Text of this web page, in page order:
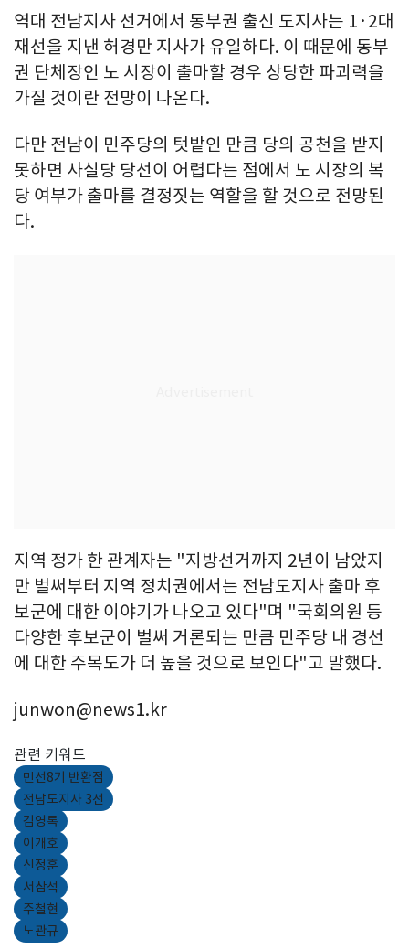
역대 전남지사 선거에서 동부권 출신 도지사는 1·2대
재선을 지낸 허경만 지사가 유일하다. 이 때문에 동부
권 단체장인 노 시장이 출마할 경우 상당한 파괴력을
가질 것이란 전망이 나온다.
다만 전남이 민주당의 텃밭인 만큼 당의 공천을 받지
못하면 사실당 당선이 어렵다는 점에서 노 시장의 복
당 여부가 출마를 결정짓는 역할을 할 것으로 전망된
다.
지역 정가 한 관계자는 "지방선거까지 2년이 남았지
만 벌써부터 지역 정치권에서는 전남도지사 출마 후
보군에 대한 이야기가 나오고 있다"며 "국회의원 등
다양한 후보군이 벌써 거론되는 만큼 민주당 내 경선
에 대한 주목도가 더 높을 것으로 보인다"고 말했다.
junwon@news1.kr
관련 키워드
민선8기 반환점
전남도지사 3선
김영록
이개호
신정훈
서삼석
주철현
노관규